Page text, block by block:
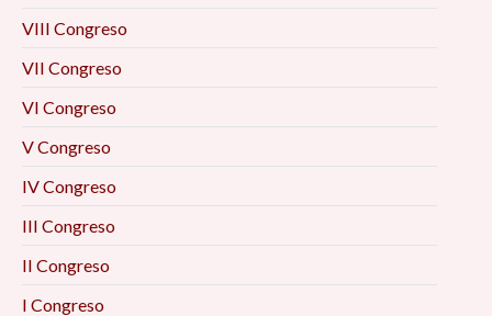
VIII Congreso
VII Congreso
VI Congreso
V Congreso
IV Congreso
III Congreso
II Congreso
I Congreso